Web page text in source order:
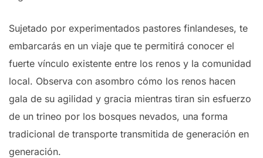
Sujetado por experimentados pastores finlandeses, te
embarcarás en un viaje que te permitirá conocer el
fuerte vínculo existente entre los renos y la comunidad
local. Observa con asombro cómo los renos hacen
gala de su agilidad y gracia mientras tiran sin esfuerzo
de un trineo por los bosques nevados, una forma
tradicional de transporte transmitida de generación en
generación.